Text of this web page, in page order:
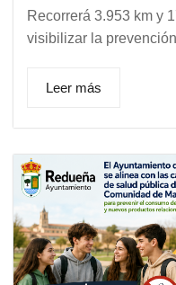
Recorrerá 3.953 km y
visibilizar la
Leer más